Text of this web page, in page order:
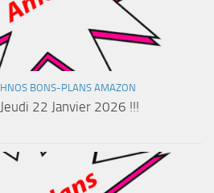
BONS-PLANS AMAZON
22 Janvier 2026 !!!